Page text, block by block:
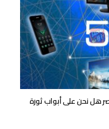
هل نحن على أبواب ثورة